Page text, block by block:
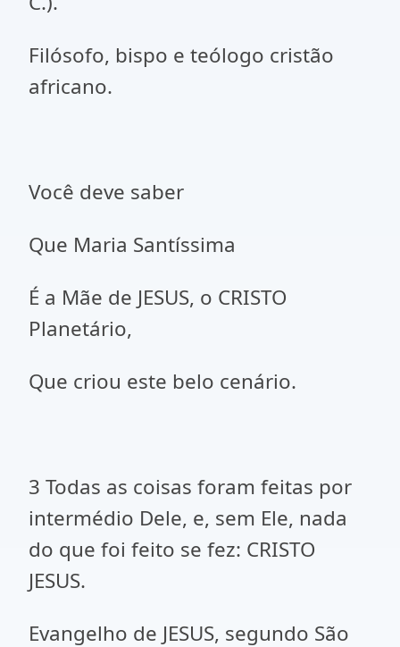
Filósofo, bispo e teólogo cristão
africano.
Você deve saber
Que Maria Santíssima
É a Mãe de JESUS, o CRISTO
Planetário,
Que criou este belo cenário.
3 Todas as coisas foram feitas por
intermédio Dele, e, sem Ele, nada
do que foi feito se fez: CRISTO
JESUS.
Evangelho de JESUS, segundo São